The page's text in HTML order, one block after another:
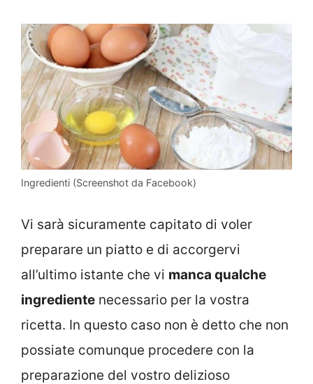
Ingredienti (Screenshot da Facebook)
Vi sarà sicuramente capitato di voler
preparare un piatto e di accorgervi
all’ultimo istante che vi manca qualche
ingrediente necessario per la vostra
ricetta. In questo caso non è detto che non
possiate comunque procedere con la
preparazione del vostro delizioso